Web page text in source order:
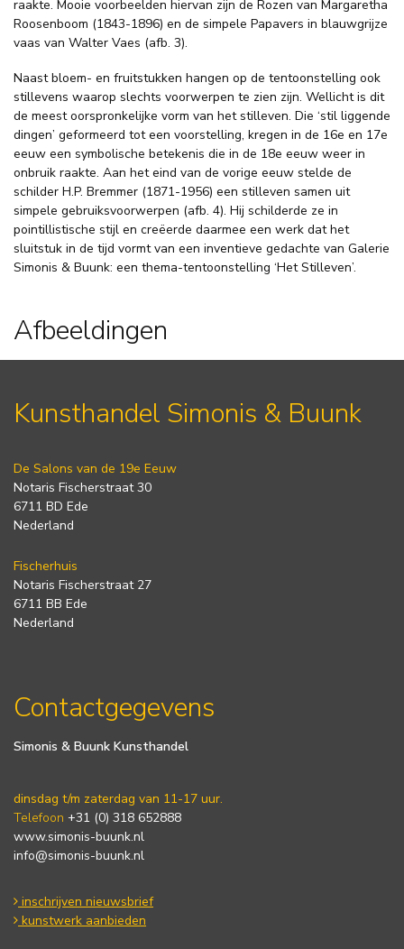
raakte. Mooie voorbeelden hiervan zijn de Rozen van Margaretha
Roosenboom (1843-1896) en de simpele Papavers in blauwgrijze
vaas van Walter Vaes (afb. 3).
Naast bloem- en fruitstukken hangen op de tentoonstelling ook
stillevens waarop slechts voorwerpen te zien zijn. Wellicht is dit
de meest oorspronkelijke vorm van het stilleven. Die ‘stil liggende
dingen’ geformeerd tot een voorstelling, kregen in de 16e en 17e
eeuw een symbolische betekenis die in de 18e eeuw weer in
onbruik raakte. Aan het eind van de vorige eeuw stelde de
schilder H.P. Bremmer (1871-1956) een stilleven samen uit
simpele gebruiksvoorwerpen (afb. 4). Hij schilderde ze in
pointillistische stijl en creëerde daarmee een werk dat het
sluitstuk in de tijd vormt van een inventieve gedachte van Galerie
Simonis & Buunk: een thema-tentoonstelling ‘Het Stilleven’.
Afbeeldingen
Kunsthandel Simonis & Buunk
De Salons van de 19e Eeuw
Notaris Fischerstraat 30
6711 BD Ede
Nederland
Fischerhuis
Notaris Fischerstraat 27
6711 BB Ede
Nederland
Contactgegevens
Simonis & Buunk Kunsthandel
dinsdag t/m zaterdag van 11-17 uur.
Telefoon +31 (0) 318 652888
www.simonis-buunk.nl
info@simonis-buunk.nl
inschrijven nieuwsbrief
kunstwerk aanbieden